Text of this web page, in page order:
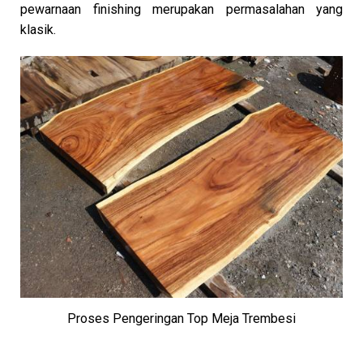
pewarnaan finishing merupakan permasalahan yang
klasik.
Proses Pengeringan Top Meja Trembesi